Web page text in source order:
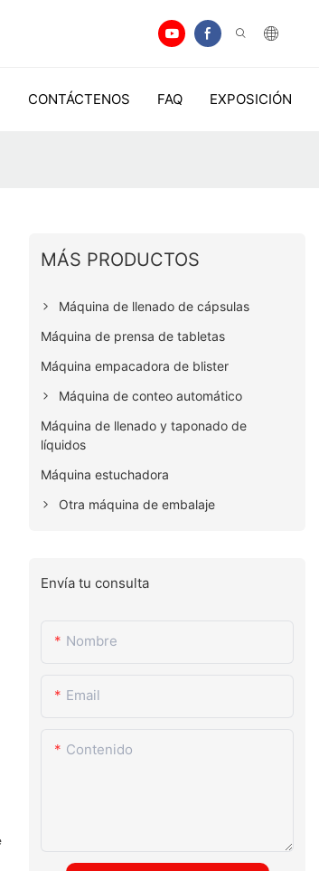
CONTÁCTENOS FAQ EXPOSICIÓN
MÁS PRODUCTOS
Máquina de llenado de cápsulas
Máquina de prensa de tabletas
Máquina empacadora de blister
Máquina de conteo automático
Máquina de llenado y taponado de
líquidos
Máquina estuchadora
Otra máquina de embalaje
Envía tu consulta
Nombre
Email
Contenido